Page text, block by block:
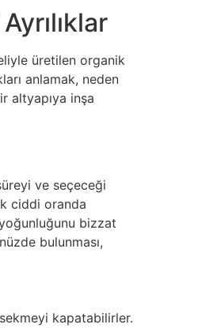
üretilen organik
anlamak, neden
altyapıya inşa
ve seçeceği
ciddi oranda
bizzat
bulunması,
kapatabilirler.